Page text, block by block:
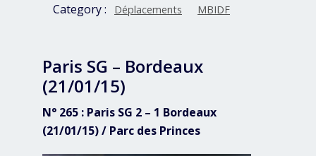
Category : Déplacements MBIDF
Paris SG – Bordeaux
(21/01/15)
N° 265 : Paris SG 2 – 1 Bordeaux
(21/01/15) / Parc des Princes